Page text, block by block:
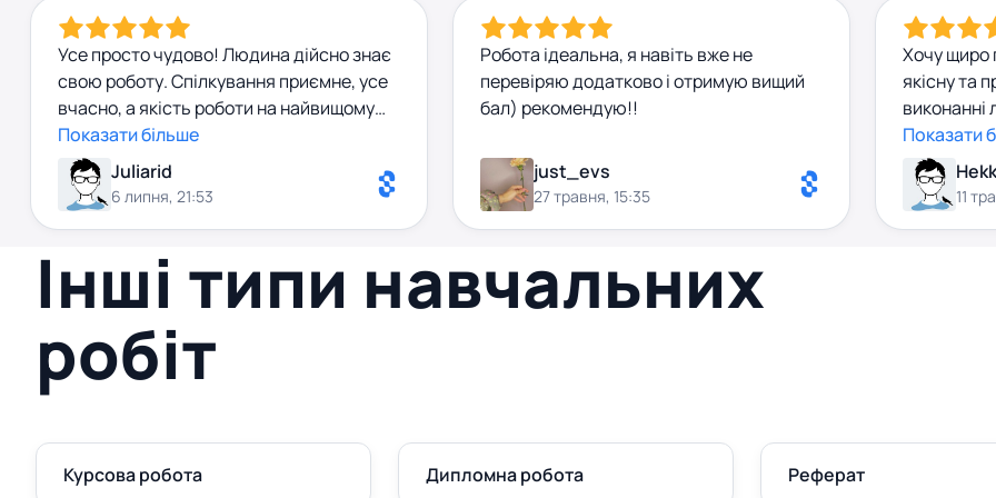
Усе просто чудово! Людина дійсно знає
свою роботу. Спілкування приємне, усе
вчасно, а якість роботи на найвищому
рівні.
Показати більше
Juliarid
6 липня, 21:53
Робота ідеальна, я навіть вже не
перевіряю додатково і отримую вищий
бал) рекомендую!!
just_evs
27 травня, 15:35
Хочу щиро
якісну та
виконанні
була
та
значно
Показати
11
Інші типи навчальних
робіт
Курсова робота Дипломна робота Реферат